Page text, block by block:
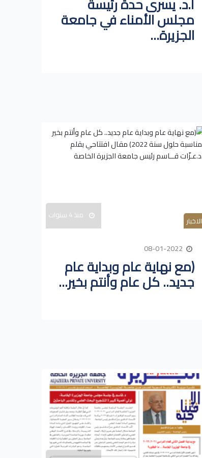
مجلس الأمناء في جامعة
الجزيرة...
الاخبار منذ 4 سنوات
(مع نهاية عام وبداية عام
جديد.. كل عام وأنتم بخير...